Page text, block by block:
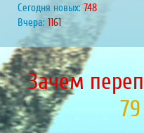
Сегодня новых: 848
Вчера: 1317
Зачем